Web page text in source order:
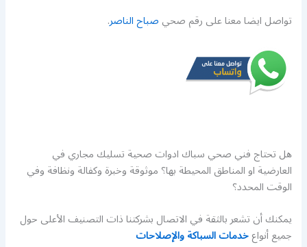
تواصل ايضا معنا على رقم صحيصباح الناصر.
هل تحتاج فني صحي سباك ادوات صحية تسليك مجاري في
العارضية او المناطق المحيطة بها؟ موثوقة وخبرة وكفالة ونظافة وفي
الوقت المحدد؟
يمكنك أن تشعر بالثقة في الاتصال بشركتنا ذات التصنيف الأعلى حول
جميع أنواعخدمات السباكة والإصلاحات